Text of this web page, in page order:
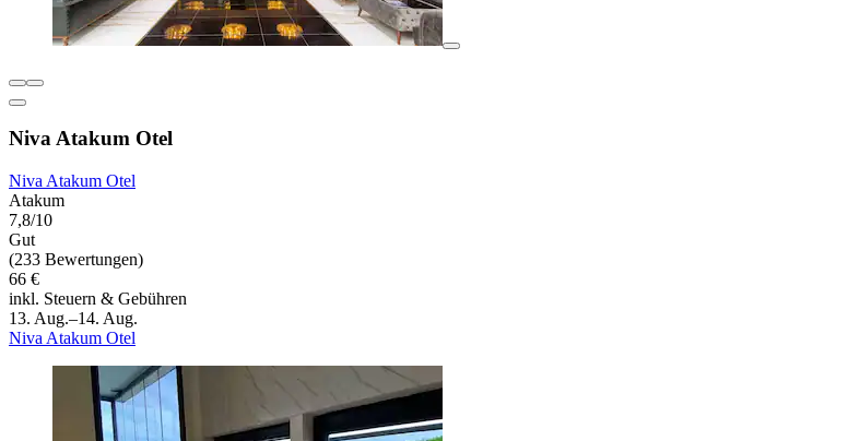
Niva Atakum Otel
Niva Atakum Otel
Atakum
7,8/10
Gut
(233 Bewertungen)
66 €
inkl. Steuern & Gebühren
13. Aug.–14. Aug.
Niva Atakum Otel